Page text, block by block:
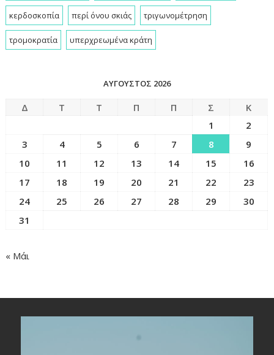
κερδοσκοπία περί όνου σκιάς τριγωνομέτρηση
τρομοκρατία υπερχρεωμένα κράτη
ΑΎΓΟΥΣΤΟΣ 2026
Δ Τ Τ Π Π Σ
Κ
1
2
3
4 5 6 7 8
9
10
11 12 13 14 15
16
17
18 19 20 21 22
23
24
25 26 27 28 29
30
31
« Μάι